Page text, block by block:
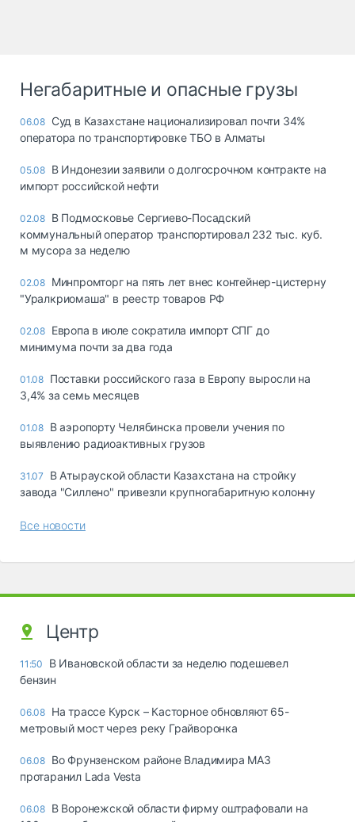
Негабаритные и опасные грузы
06.08 Суд в Казахстане национализировал почти 34%
оператора по транспортировке ТБО в Алматы
05.08 В Индонезии заявили о долгосрочном контракте на
импорт российской нефти
02.08 В Подмосковье Сергиево-Посадский
коммунальный оператор транспортировал 232 тыс. куб.
м мусора за неделю
02.08 Минпромторг на пять лет внес контейнер-цистерну
"Уралкриомаша" в реестр товаров РФ
02.08 Европа в июле сократила импорт СПГ до
минимума почти за два года
01.08 Поставки российского газа в Европу выросли на
3,4% за семь месяцев
01.08 В аэропорту Челябинска провели учения по
выявлению радиоактивных грузов
31.07
В Атырауской области Казахстана на стройку
завода "Силлено" привезли крупногабаритную колонну
Все новости
Центр
11:50
В Ивановской области за неделю подешевел
бензин
06.08 На трассе Курск – Касторное обновляют 65-
метровый мост через реку Грайворонка
06.08 Во Фрунзенском районе Владимира МАЗ
протаранил Lada Vesta
06.08 В Воронежской области фирму оштрафовали на